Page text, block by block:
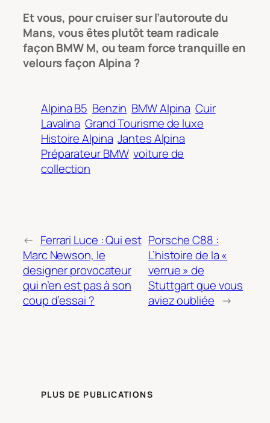
Et vous, pour cruiser sur l’autoroute du
Mans, vous êtes plutôt team radicale
façon BMW M, ou team force tranquille en
velours façon Alpina ?
Alpina B5 Benzin BMW Alpina Cuir
Lavalina Grand Tourisme de luxe
Histoire Alpina Jantes Alpina
Préparateur BMW voiture de
collection
← Ferrari Luce : Qui est
Marc Newson, le
designer provocateur
qui n’en est pas à son
coup d’essai ?
Porsche C88 :
L’histoire de la «
verrue » de
Stuttgart que vous
aviez oubliée →
PLUS DE PUBLICATIONS